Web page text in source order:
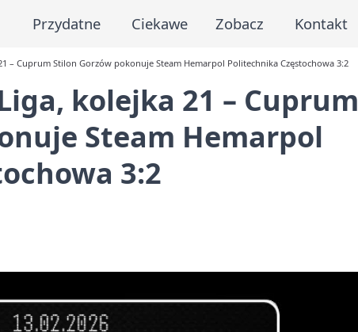
Przydatne Ciekawe Zobacz Kontakt
– Cuprum Stilon Gorzów pokonuje Steam Hemarpol Politechnika Częstochowa 3:2
kolejka 21 – Cuprum
Steam Hemarpol
3:2